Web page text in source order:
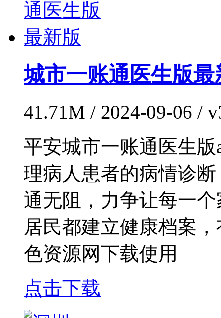
城市一账通医生版最
41.71M / 2024-09-06 /
平安城市一账通医生
理病人患者的病情诊
通无阻，力争让每一
居民都建立健康档案
色资源网下载使用
点击下载